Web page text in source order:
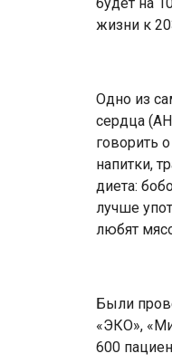
жизни к
Одно из
сердца
говорить
напитки,
диета:
лучше
любят
Были
«ЭКО»,
600